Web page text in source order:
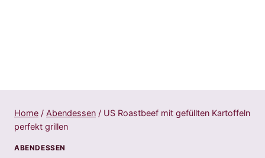
Home / Abendessen / US Roastbeef mit gefüllten Kartoffeln
perfekt grillen
ABENDESSEN